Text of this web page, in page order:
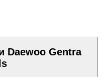
Daewoo Gentra